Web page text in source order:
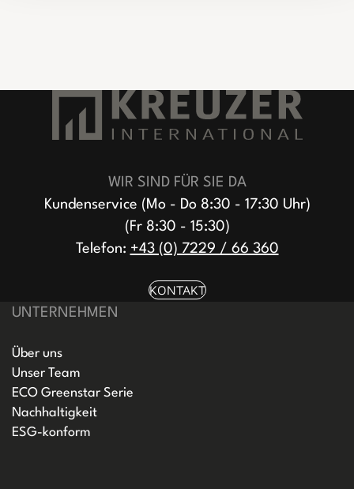
WIR SIND FÜR SIE DA
Kundenservice (Mo - Do 8:30 - 17:30 Uhr)
(Fr 8:30 - 15:30)
Telefon: +43 (0) 7229 / 66 360
KONTAKT
UNTERNEHMEN
Über uns
Unser Team
ECO Greenstar Serie
Nachhaltigkeit
ESG-konform